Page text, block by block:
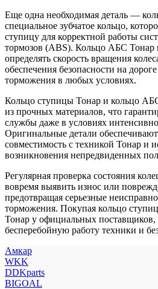
Еще одна необходимая деталь —
специальное зубчатое кольцо,
ступицу для корректной работы
тормозов (ABS). Кольцо АБС Тонар
определять скорость вращения
обеспечения безопасности на
торможения в любых условиях.
Кольцо ступицы Тонар и кольцо
из прочных материалов, что
службы даже в условиях
Оригинальные детали
совместимость с техникой Тонар и
возникновения непредвиденных
Регулярная проверка состояния
вовремя выявить износ или
предотвращая серьезные
торможения. Покупая кольцо
Тонар у официальных поставщиков,
бесперебойную работу техники и
Амкар
WKK
DDKparts
BIGOAL